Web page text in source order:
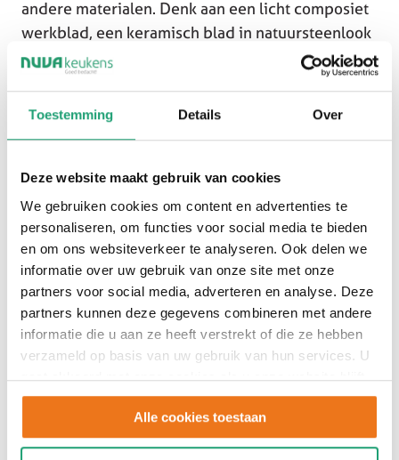
Toestemming Details Over
Deze website maakt gebruik van cookies
We gebruiken cookies om content en advertenties te
personaliseren, om functies voor social media te bieden
en om ons websiteverkeer te analyseren. Ook delen we
informatie over uw gebruik van onze site met onze
partners voor social media, adverteren en analyse. Deze
partners kunnen deze gegevens combineren met andere
informatie die u aan ze heeft verstrekt of die ze hebben
verzameld op basis van uw gebruik van hun services. U
gaat akkoord met onze cookies als u onze website blijft
gebruiken.
Alle cookies toestaan
andere materialen. Denk aan een licht composiet
werkblad, een keramisch blad in natuursteenlook
of zwarte accenten die zorgen voor contrast.
Ook geïntegreerde verlichting, greeploze fronten
en hoogwaardige inbouwapparatuur versterken
het moderne karakter van de keuken zonder
afbreuk te doen aan de warme uitstraling.